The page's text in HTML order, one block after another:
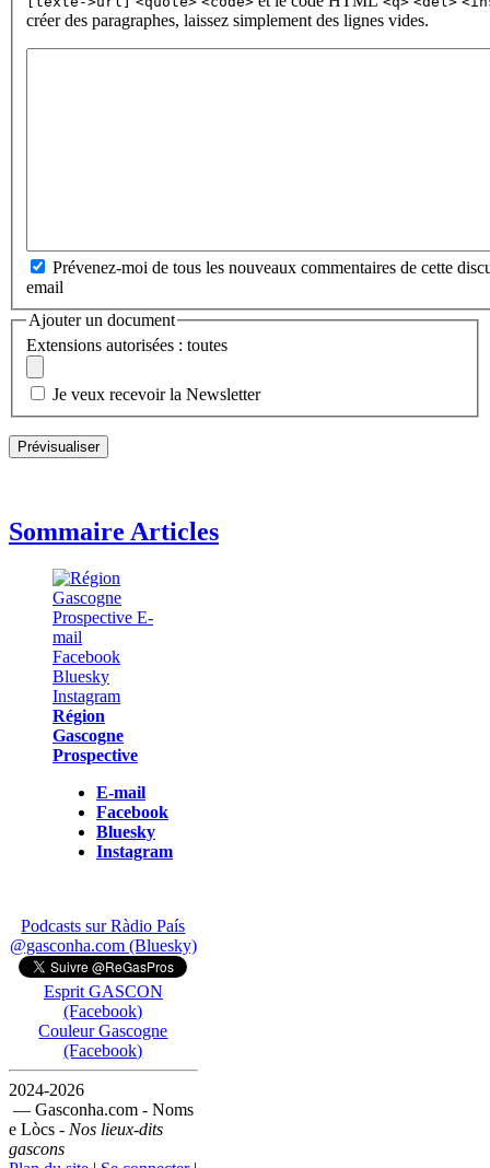
créer des paragraphes, laissez simplement des lignes vides.
Prévenez-moi de tous les nouveaux commentaires de cette
email
Ajouter un document
Extensions autorisées : toutes
Je veux recevoir la Newsletter
Sommaire Articles
Région
Gascogne
Prospective
E-mail
Facebook
Bluesky
Instagram
Podcasts sur Ràdio País
@gasconha.com (Bluesky)
Esprit GASCON
(Facebook)
Couleur Gascogne
(Facebook)
2024-2026
— Gasconha.com - Noms
e Lòcs - Nos lieux-dits
gascons